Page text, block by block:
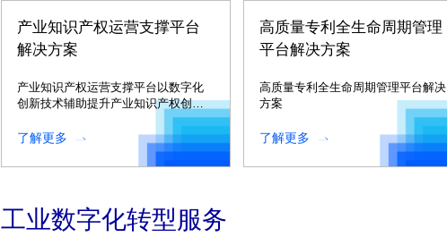
产业知识产权运营支撑平台
解决方案
产业知识产权运营支撑平台以数字化
创新技术辅助提升产业知识产权创
用、、保
护、、、管理和服
务水平。。。
了解更多
高质量专利全生命周期管理
平台解决方案
高质量专利全生命周期管理平台解决
方案
了解更多
工业数字化转型服务